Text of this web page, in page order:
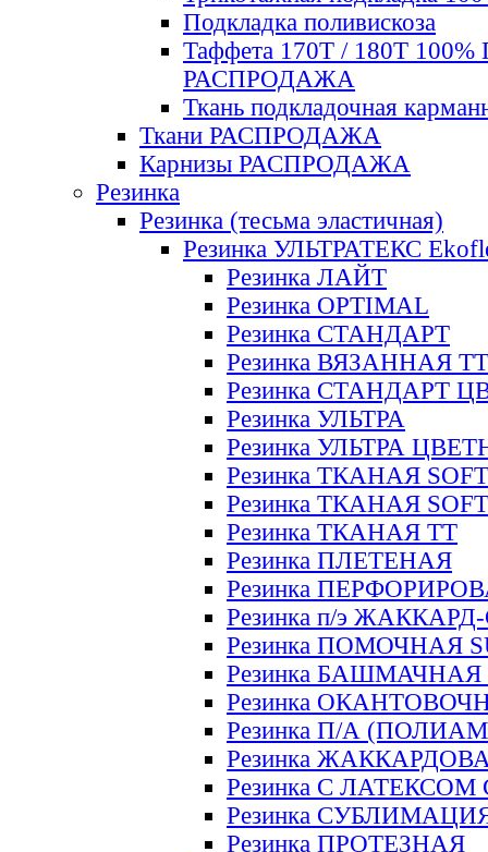
Подкладка поливискоза
Таффета 170Т / 180Т 100%
РАСПРОДАЖА
Ткань подкладочная
Ткани РАСПРОДАЖА
Карнизы РАСПРОДАЖА
Резинка
Резинка (тесьма эластичная)
Резинка УЛЬТРАТЕКС
Резинка ЛАЙТ
Резинка OPTIMAL
Резинка СТАНДАРТ
Резинка ВЯЗАННАЯ ТТ
Резинка СТАНДАРТ
Резинка УЛЬТРА
Резинка УЛЬТРА
Резинка ТКАНАЯ SOFT
Резинка ТКАНАЯ
Резинка ТКАНАЯ ТТ
Резинка ПЛЕТЕНАЯ
Резинка
Резинка п/э
Резинка ПОМОЧНАЯ
Резинка БАШМАЧНАЯ
Резинка
Резинка П/А
Резинка
Резинка С ЛАТЕКСОМ
Резинка
Резинка ПРОТЕЗНАЯ